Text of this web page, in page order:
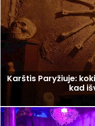
Karštis Paryžiuje:
kad